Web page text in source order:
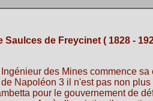
Saulces de Freycinet ( 1828 -
des Mines commence
Napoléon 3 il n'est pas non
pour le gouvernement de